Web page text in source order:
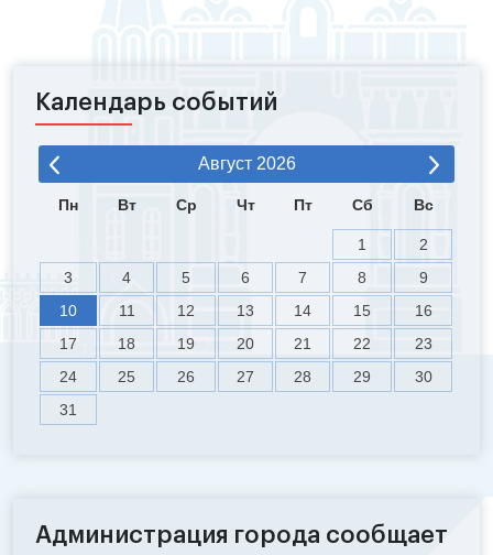
Календарь событий
Август 2026
Пн Вт Ср Чт Пт Сб Вс
1
2
3
4 5 6 7 8
9
10
11 12 13 14 15
16
17
18 19 20 21 22
23
24
25 26 27 28 29
30
31
Администрация города сообщает